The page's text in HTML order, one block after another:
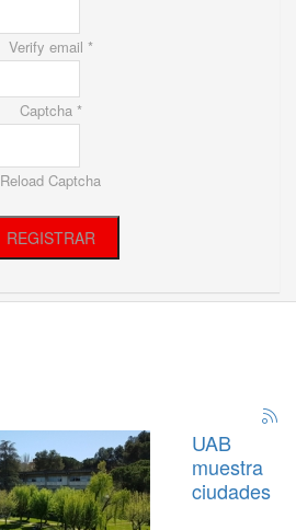
Verify email *
Captcha *
Reload Captcha
REGISTRAR
UAB
muestra
ciudades